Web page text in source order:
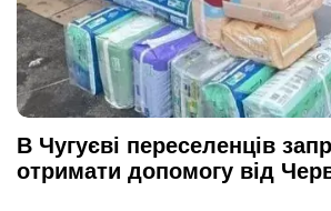
В Чугуєві переселенців
отримати допомогу від